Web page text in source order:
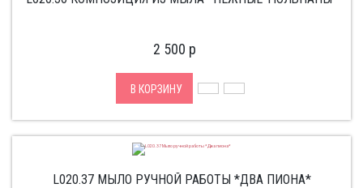
2 500 p
В КОРЗИНУ
L020.37 МЫЛО РУЧНОЙ РАБОТЫ *ДВА ПИОНА*